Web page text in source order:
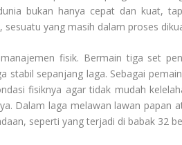
bukan hanya cepat dan kuat,
yang masih dalam proses
fisik. Bermain tiga set
stabil sepanjang laga. Sebagai
fisiknya agar tidak mudah
Dalam laga melawan lawan papan
seperti yang terjadi di babak 32